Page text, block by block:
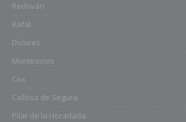
Redován
Rafal
Dolores
Montesinos
Cox
Callosa de Segura
Pilar de la Horadada